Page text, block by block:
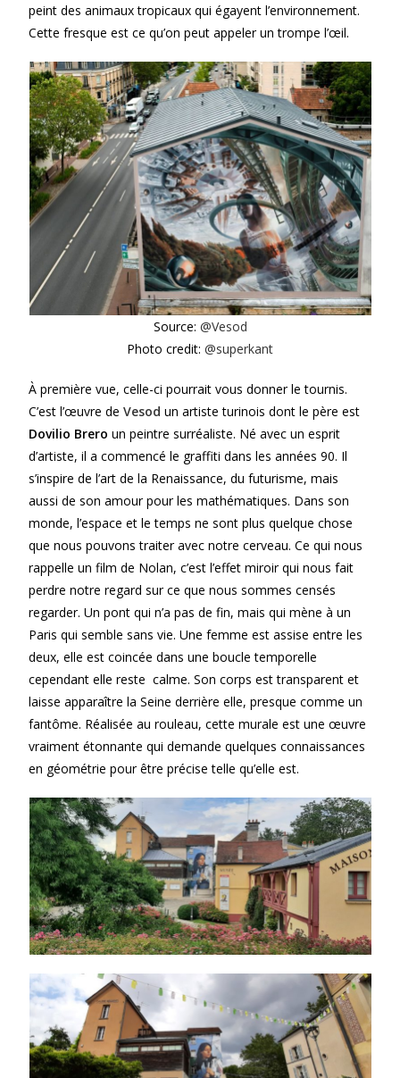
peint des animaux tropicaux qui égayent l’environnement.
Cette fresque est ce qu’on peut appeler un trompe l’œil.
Source: @Vesod
Photo credit: @superkant
À première vue, celle-ci pourrait vous donner le tournis.
C’est l’œuvre deVesod un artiste turinois dont le père est
Dovilio Brero un peintre surréaliste. Né avec un esprit
d’artiste, il a commencé le graffiti dans les années 90. Il
s’inspire de l’art de la Renaissance, du futurisme, mais
aussi de son amour pour les mathématiques. Dans son
monde, l’espace et le temps ne sont plus quelque chose
que nous pouvons traiter avec notre cerveau. Ce qui nous
rappelle un film de Nolan, c’est l’effet miroir qui nous fait
perdre notre regard sur ce que nous sommes censés
regarder. Un pont qui n’a pas de fin, mais qui mène à un
Paris qui semble sans vie. Une femme est assise entre les
deux, elle est coincée dans une boucle temporelle
cependant elle reste calme. Son corps est transparent et
laisse apparaître la Seine derrière elle, presque comme un
fantôme. Réalisée au rouleau, cette murale est une œuvre
vraiment étonnante qui demande quelques connaissances
en géométrie pour être précise telle qu’elle est.